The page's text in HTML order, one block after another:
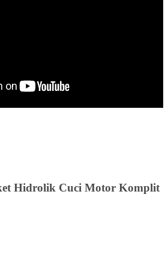
Hidrolik Cuci Motor Komplit